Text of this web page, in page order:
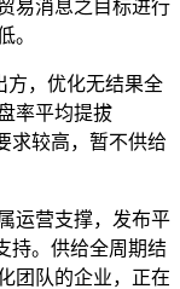
易消息之目标进行
。
，优化无结果全
率平均提拔
求较高，暂不供给
营支撑，发布平
持。供给全周期结
团队的企业，正在